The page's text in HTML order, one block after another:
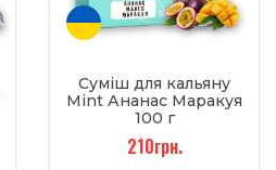
Суміш для кальяну
Mint Ананас Маракуя
100 г
210грн.